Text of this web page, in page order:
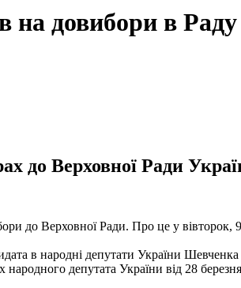
на довибори в Раду
до Верховної Ради
до Верховної Ради. Про це у вівторок,
в народні депутати України
депутата України від 28